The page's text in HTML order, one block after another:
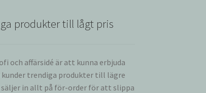
produkter till lågt pris
och affärsidé är att kunna erbjuda
kunder trendiga produkter till lägre
säljer in allt på för-order för att slippa